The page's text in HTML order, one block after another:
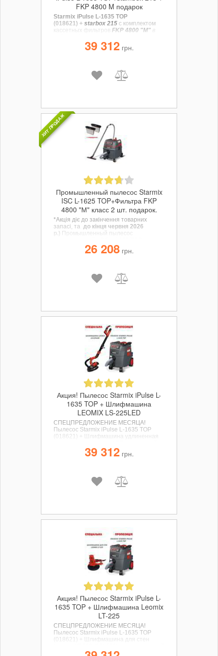
FKP 4800 M подарок
Starmix iPulse L-1635 TOP
(018621) + starbox 215 с комплектом
кассетных фильтров FKP 4800 "М" в
- новая модификация
профессионального пылесоса Starmix
силы всасывания: разрежение (280
мбар), расход воздуха (75 л/сек).
39 312грн.
ХИТ ПРОДАЖ
Промышленный пылесос Starmix
ISC L-1625 TOP+Фильтра FKP
4800 "М" класс 2 шт. подарок.
*Акція діє до закінчення товарних
запасі, та до кінця червня 2026
р.) Промышленный пылесос
(018577) - это новая версия пылесоса
Starmix ISС ARDL-1625 EWS Compact.
26 208грн.
Акция! Пылесос Starmix iPulse L-
1635 TOP + Шлифмашина
LEOMIX LS-225LED
СПЕЦПРЕДЛОЖЕНИЕ МЕСЯЦА!
Пылесос Starmix iPulse L-1635 TOP
(018621) + Шлифмашина удлиненная
Leomix LS-225LED (35L270) по
специальной цене.
39 312грн.
Акция! Пылесос Starmix iPulse L-
1635 TOP + Шлифмашина Leomix
LT-225
СПЕЦПРЕДЛОЖЕНИЕ МЕСЯЦА!
Пылесос Starmix iPulse L-1635 TOP
(018621) +
Шлифмашина для стен